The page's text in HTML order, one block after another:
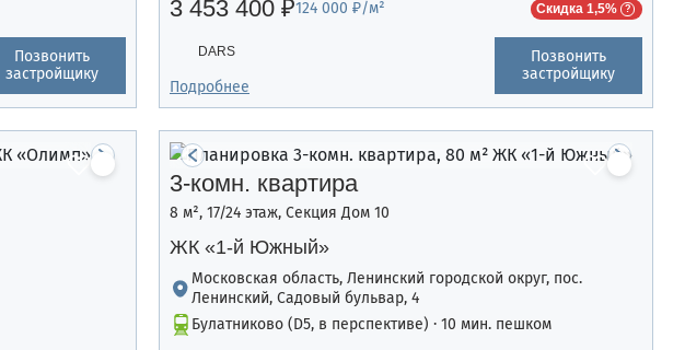
Позвонить
застройщику
3 453 400 ₽124 000 ₽/м² Скидка 1,5%
DARS
Позвонить
застройщику
Подробнее
3-комн. квартира
8 м², 17/24 этаж, Секция Дом 10
ЖК «1-й Южный»
Московская область, Ленинский городской округ, пос.
Ленинский, Садовый бульвар, 4
Булатниково (D5, в перспективе) · 10 мин. пешком